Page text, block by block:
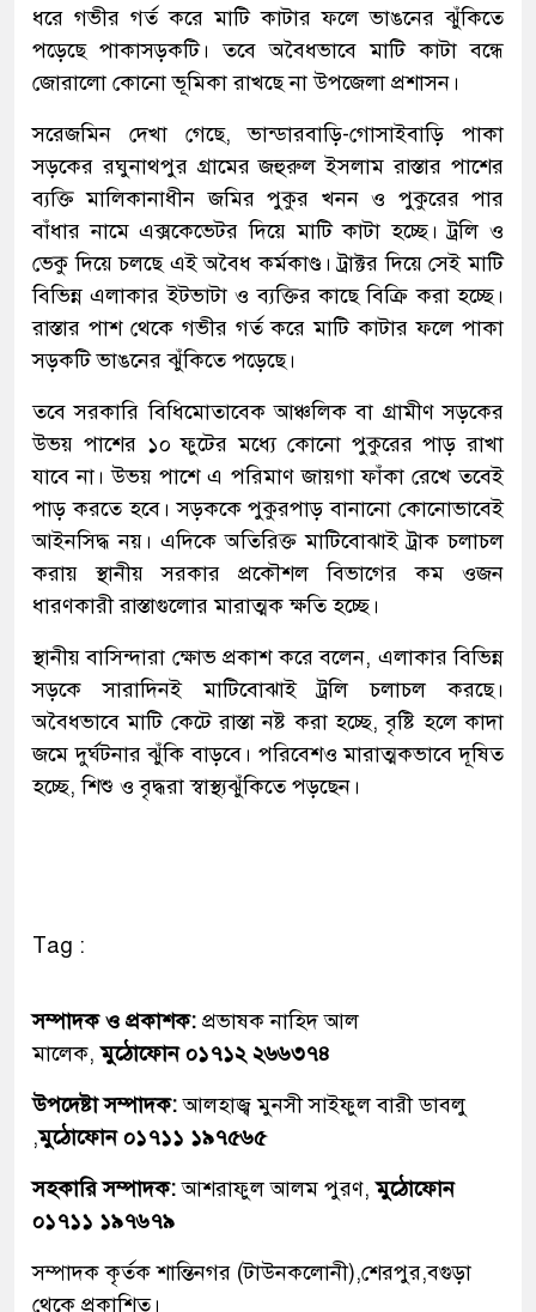
ধরে গভীর গর্ত করে মাটি কাটার ফলে ভাঙনের ঝুঁকিতে
পড়েছে পাকাসড়কটি। তবে অবৈধভাবে মাটি কাটা বন্ধে
জোরালো কোনো ভূমিকা রাখছে না উপজেলা প্রশাসন।
সরেজমিন দেখা গেছে, ভান্ডারবাড়ি-গোসাইবাড়ি পাকা
সড়কের রঘুনাথপুর গ্রামের জহুরুল ইসলাম রাস্তার পাশের
ব্যক্তি মালিকানাধীন জমির পুকুর খনন ও পুকুরের পার
বাঁধার নামে এক্সকেভেটর দিয়ে মাটি কাটা হচ্ছে। ট্রলি ও
ভেকু দিয়ে চলছে এই অবৈধ কর্মকাণ্ড। ট্রাক্টর দিয়ে সেই মাটি
বিভিন্ন এলাকার ইটভাটা ও ব্যক্তির কাছে বিক্রি করা হচ্ছে।
রাস্তার পাশ থেকে গভীর গর্ত করে মাটি কাটার ফলে পাকা
সড়কটি ভাঙনের ঝুঁকিতে পড়েছে।
তবে সরকারি বিধিমোতাবেক আঞ্চলিক বা গ্রামীণ সড়কের
উভয় পাশের ১০ ফুটের মধ্যে কোনো পুকুরের পাড় রাখা
যাবে না। উভয় পাশে এ পরিমাণ জায়গা ফাঁকা রেখে তবেই
পাড় করতে হবে। সড়ককে পুকুরপাড় বানানো কোনোভাবেই
আইনসিদ্ধ নয়। এদিকে অতিরিক্ত মাটিবোঝাই ট্রাক চলাচল
করায় স্থানীয় সরকার প্রকৌশল বিভাগের কম ওজন
ধারণকারী রাস্তাগুলোর মারাত্মক ক্ষতি হচ্ছে।
স্থানীয় বাসিন্দারা ক্ষোভ প্রকাশ করে বলেন, এলাকার বিভিন্ন
সড়কে সারাদিনই মাটিবোঝাই ট্রলি চলাচল করছে।
অবৈধভাবে মাটি কেটে রাস্তা নষ্ট করা হচ্ছে, বৃষ্টি হলে কাদা
জমে দুর্ঘটনার ঝুঁকি বাড়বে। পরিবেশও মারাত্মকভাবে দূষিত
হচ্ছে, শিশু ও বৃদ্ধরা স্বাস্থ্যঝুঁকিতে পড়ছেন।
Tag :
সম্পাদক ও প্রকাশক: প্রভাষক নাহিদ আল
মালেক,মুঠোফোন ০১৭১২ ২৬৬৩৭৪
উপদেষ্টা সম্পাদক:আলহাজ্ব মুনসী সাইফুল বারী ডাবলু
,মুঠোফোন ০১৭১১ ১৯৭৫৬৫
সহকারি সম্পাদক:আশরাফুল আলম পুরণ,মুঠোফোন
০১৭১১ ১৯৭৬৭৯
সম্পাদক কৃর্তক শান্তিনগর (টাউনকলোনী),শেরপুর,বগুড়া
থেকে প্রকাশিত।